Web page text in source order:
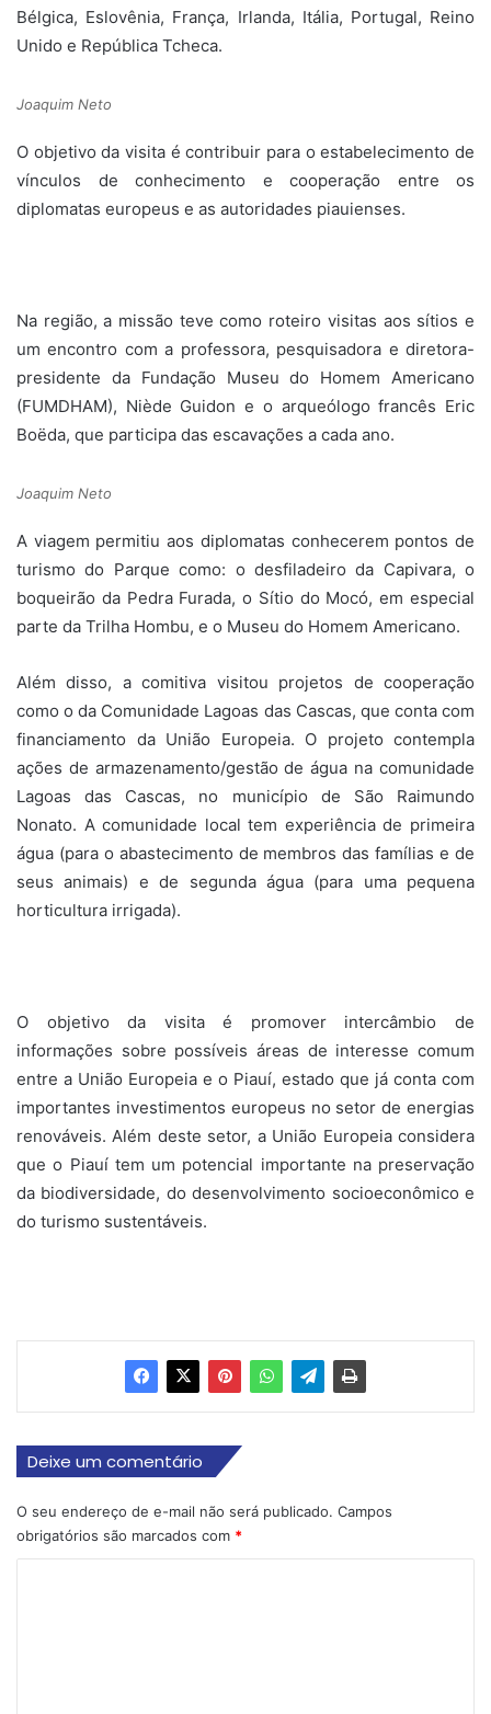
Bélgica, Eslovênia, França, Irlanda, Itália, Portugal, Reino
Unido e República Tcheca.
Joaquim Neto
O objetivo da visita é contribuir para o estabelecimento de
vínculos de conhecimento e cooperação entre os
diplomatas europeus e as autoridades piauienses.
Na região, a missão teve como roteiro visitas aos sítios e
um encontro com a professora, pesquisadora e diretora-
presidente da Fundação Museu do Homem Americano
(FUMDHAM), Niède Guidon e o arqueólogo francês Eric
Boëda, que participa das escavações a cada ano.
Joaquim Neto
A viagem permitiu aos diplomatas conhecerem pontos de
turismo do Parque como: o desfiladeiro da Capivara, o
boqueirão da Pedra Furada, o Sítio do Mocó, em especial
parte da Trilha Hombu, e o Museu do Homem Americano.
Além disso, a comitiva visitou projetos de cooperação
como o da Comunidade Lagoas das Cascas, que conta com
financiamento da União Europeia. O projeto contempla
ações de armazenamento/gestão de água na comunidade
Lagoas das Cascas, no município de São Raimundo
Nonato. A comunidade local tem experiência de primeira
água (para o abastecimento de membros das famílias e de
seus animais) e de segunda água (para uma pequena
horticultura irrigada).
O objetivo da visita é promover intercâmbio de
informações sobre possíveis áreas de interesse comum
entre a União Europeia e o Piauí, estado que já conta com
importantes investimentos europeus no setor de energias
renováveis. Além deste setor, a União Europeia considera
que o Piauí tem um potencial importante na preservação
da biodiversidade, do desenvolvimento socioeconômico e
do turismo sustentáveis.
Deixe um comentário
O seu endereço de e-mail não será publicado. Campos
obrigatórios são marcados com *